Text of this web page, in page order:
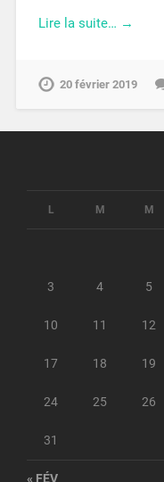
Lire la suite… →
20 février 2019
L M M
3 4 5
10 11 12
17 18 19
24 25 26
31
« FÉV